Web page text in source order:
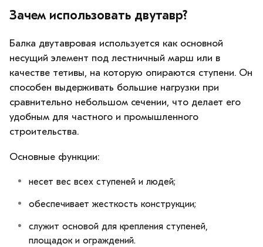
Зачем использовать двутавр?
Балка двутавровая используется как основной
несущий элемент под лестничный марш или в
качестве тетивы, на которую опираются ступени. Он
способен выдерживать большие нагрузки при
сравнительно небольшом сечении, что делает его
удобным для частного и промышленного
строительства.
Основные функции:
несет вес всех ступеней и людей;
обеспечивает жесткость конструкции;
служит основой для крепления ступеней,
площадок и ограждений.